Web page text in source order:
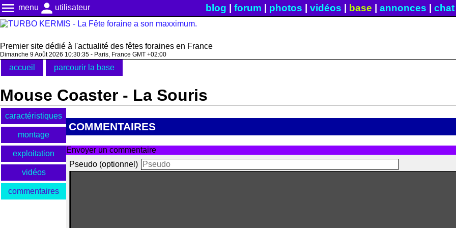
menu menu person utilisateur blog forum photos vidéos base annonces chat|
Premier site dédié à l'actualité des fêtes foraines en France
Dimanche 9 Août 2026 10:30:35 - Paris, France GMT +02:00
accueil parcourir la base
Mouse Coaster - La Souris
caractéristiques
montage
exploitation
vidéos
commentaires
COMMENTAIRES
Envoyer un commentaire
Pseudo (optionnel)